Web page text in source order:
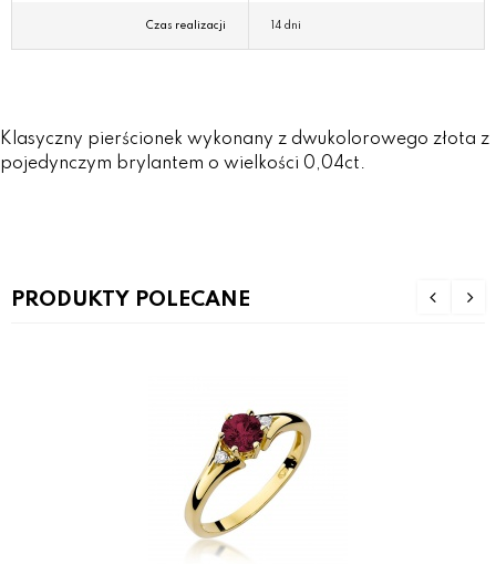
Czas realizacji 14 dni
Klasyczny pierścionek wykonany z dwukolorowego złota z
pojedynczym brylantem o wielkości 0,04ct.
PRODUKTY POLECANE